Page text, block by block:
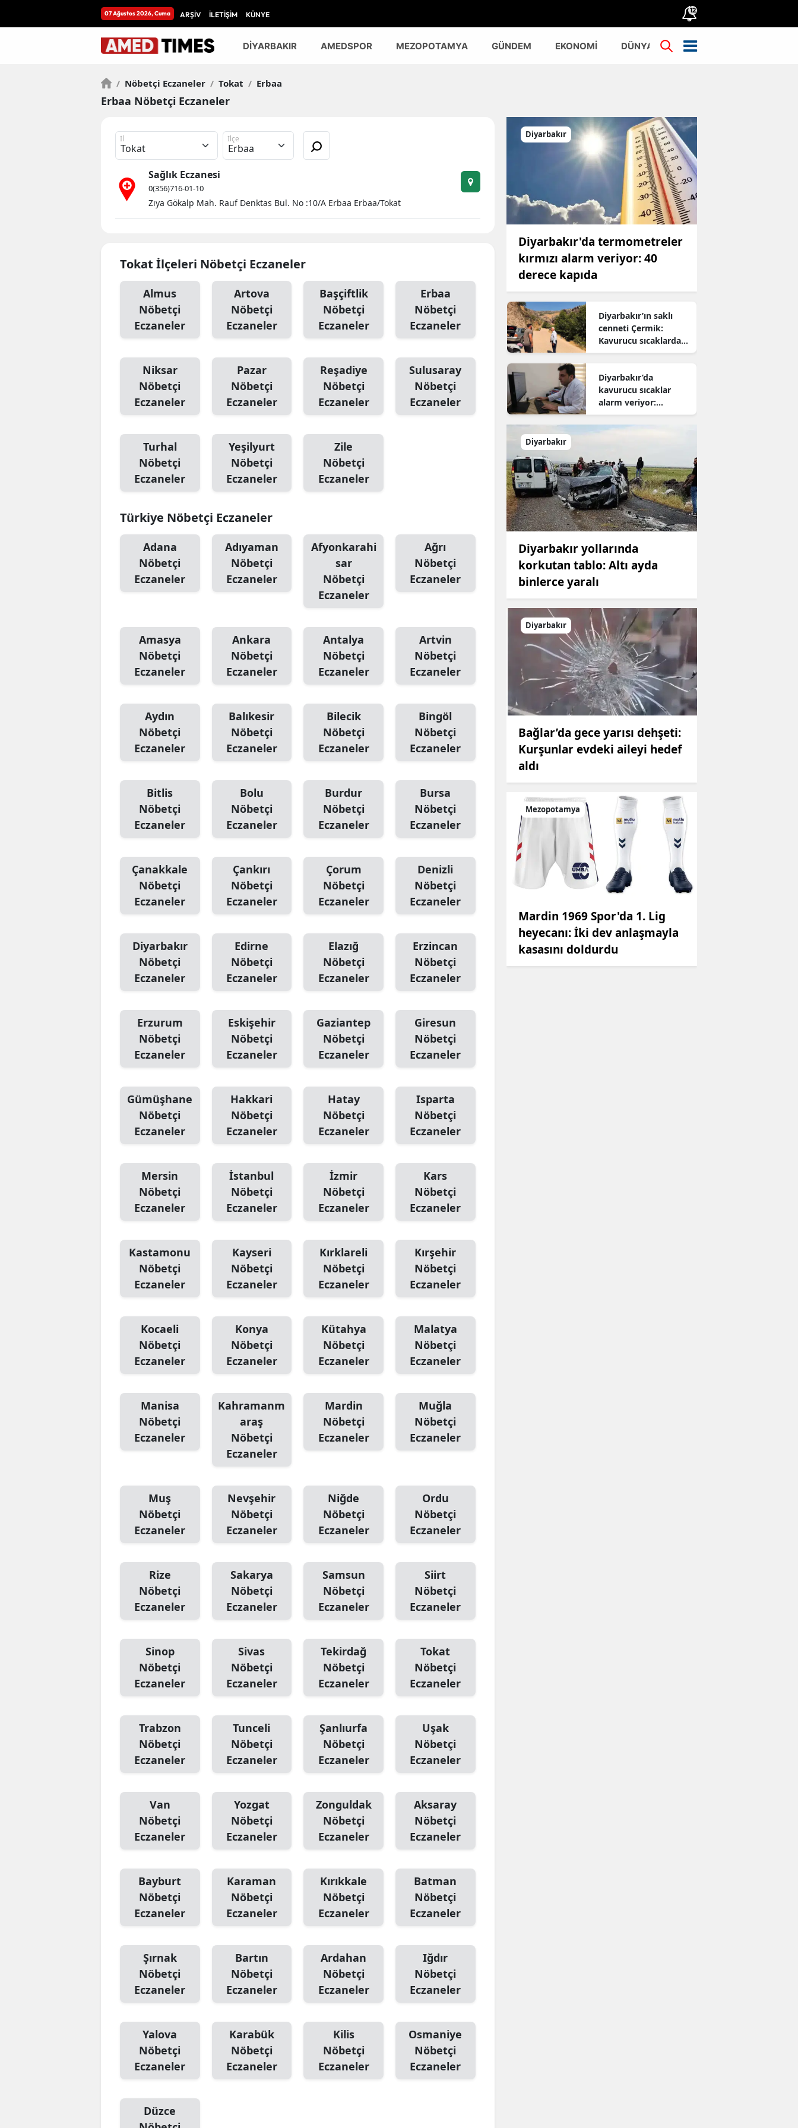
07 Ağustos 2026, Cuma ARŞİV İLETİŞİM KÜNYE 12
DİYARBAKIR AMEDSPOR MEZOPOTAMYA GÜNDEM EKONOMİ DÜNYA TÜRKİYE
/ Nöbetçi Eczaneler / Tokat / Erbaa
Erbaa Nöbetçi Eczaneler
İl İlçe
Sağlık Eczanesi
0(356)716-01-10
Zıya Gökalp Mah. Rauf Denktas Bul. No :10/A Erbaa Erbaa/Tokat
Tokat İlçeleri Nöbetçi Eczaneler
Almus
Nöbetçi
Eczaneler
Artova
Nöbetçi
Eczaneler
Başçiftlik
Nöbetçi
Eczaneler
Erbaa
Nöbetçi
Eczaneler
Niksar
Nöbetçi
Eczaneler
Pazar
Nöbetçi
Eczaneler
Reşadiye
Nöbetçi
Eczaneler
Sulusaray
Nöbetçi
Eczaneler
Turhal
Nöbetçi
Eczaneler
Yeşilyurt
Nöbetçi
Eczaneler
Zile
Nöbetçi
Eczaneler
Türkiye Nöbetçi Eczaneler
Adana
Nöbetçi
Eczaneler
Adıyaman
Nöbetçi
Eczaneler
Afyonkarahi
sar
Nöbetçi
Eczaneler
Ağrı
Nöbetçi
Eczaneler
Amasya
Nöbetçi
Eczaneler
Ankara
Nöbetçi
Eczaneler
Antalya
Nöbetçi
Eczaneler
Artvin
Nöbetçi
Eczaneler
Aydın
Nöbetçi
Eczaneler
Balıkesir
Nöbetçi
Eczaneler
Bilecik
Nöbetçi
Eczaneler
Bingöl
Nöbetçi
Eczaneler
Bitlis
Nöbetçi
Eczaneler
Bolu
Nöbetçi
Eczaneler
Burdur
Nöbetçi
Eczaneler
Bursa
Nöbetçi
Eczaneler
Çanakkale
Nöbetçi
Eczaneler
Çankırı
Nöbetçi
Eczaneler
Çorum
Nöbetçi
Eczaneler
Denizli
Nöbetçi
Eczaneler
Diyarbakır
Nöbetçi
Eczaneler
Edirne
Nöbetçi
Eczaneler
Elazığ
Nöbetçi
Eczaneler
Erzincan
Nöbetçi
Eczaneler
Erzurum
Nöbetçi
Eczaneler
Eskişehir
Nöbetçi
Eczaneler
Gaziantep
Nöbetçi
Eczaneler
Giresun
Nöbetçi
Eczaneler
Gümüşhane
Nöbetçi
Eczaneler
Hakkari
Nöbetçi
Eczaneler
Hatay
Nöbetçi
Eczaneler
Isparta
Nöbetçi
Eczaneler
Mersin
Nöbetçi
Eczaneler
İstanbul
Nöbetçi
Eczaneler
İzmir
Nöbetçi
Eczaneler
Kars
Nöbetçi
Eczaneler
Kastamonu
Nöbetçi
Eczaneler
Kayseri
Nöbetçi
Eczaneler
Kırklareli
Nöbetçi
Eczaneler
Kırşehir
Nöbetçi
Eczaneler
Kocaeli
Nöbetçi
Eczaneler
Konya
Nöbetçi
Eczaneler
Kütahya
Nöbetçi
Eczaneler
Malatya
Nöbetçi
Eczaneler
Manisa
Nöbetçi
Eczaneler
Kahramanm
araş
Nöbetçi
Eczaneler
Mardin
Nöbetçi
Eczaneler
Muğla
Nöbetçi
Eczaneler
Muş
Nöbetçi
Eczaneler
Nevşehir
Nöbetçi
Eczaneler
Niğde
Nöbetçi
Eczaneler
Ordu
Nöbetçi
Eczaneler
Rize
Nöbetçi
Eczaneler
Sakarya
Nöbetçi
Eczaneler
Samsun
Nöbetçi
Eczaneler
Siirt
Nöbetçi
Eczaneler
Sinop
Nöbetçi
Eczaneler
Sivas
Nöbetçi
Eczaneler
Tekirdağ
Nöbetçi
Eczaneler
Tokat
Nöbetçi
Eczaneler
Trabzon
Nöbetçi
Eczaneler
Tunceli
Nöbetçi
Eczaneler
Şanlıurfa
Nöbetçi
Eczaneler
Uşak
Nöbetçi
Eczaneler
Van
Nöbetçi
Eczaneler
Yozgat
Nöbetçi
Eczaneler
Zonguldak
Nöbetçi
Eczaneler
Aksaray
Nöbetçi
Eczaneler
Bayburt
Nöbetçi
Eczaneler
Karaman
Nöbetçi
Eczaneler
Kırıkkale
Nöbetçi
Eczaneler
Batman
Nöbetçi
Eczaneler
Şırnak
Nöbetçi
Eczaneler
Bartın
Nöbetçi
Eczaneler
Ardahan
Nöbetçi
Eczaneler
Iğdır
Nöbetçi
Eczaneler
Yalova
Nöbetçi
Eczaneler
Karabük
Nöbetçi
Eczaneler
Kilis
Nöbetçi
Eczaneler
Osmaniye
Nöbetçi
Eczaneler
Düzce
Diyarbakır
Diyarbakır'da termometreler
kırmızı alarm veriyor: 40
derece kapıda
Diyarbakır’ın saklı
cenneti Çermik:
Kavurucu sıcaklardan
kaçanların yeni adresi
Diyarbakır’da
kavurucu sıcaklar
alarm veriyor:
Uzmanından hayati
uyarı
Diyarbakır
Diyarbakır yollarında
korkutan tablo: Altı ayda
binlerce yaralı
Diyarbakır
Bağlar’da gece yarısı dehşeti:
Kurşunlar evdeki aileyi hedef
aldı
Mezopotamya
Mardin 1969 Spor'da 1. Lig
heyecanı: İki dev anlaşmayla
kasasını doldurdu